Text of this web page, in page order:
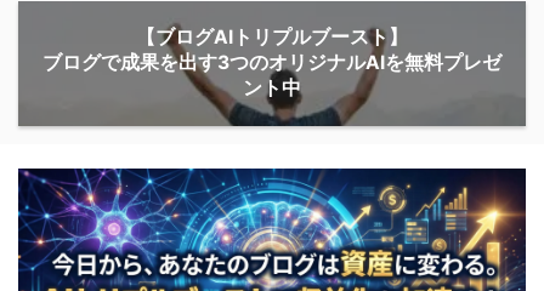
【ブログAIトリプルブースト】
ブログで成果を出す3つのオリジナルAIを無料プレゼ
ント中